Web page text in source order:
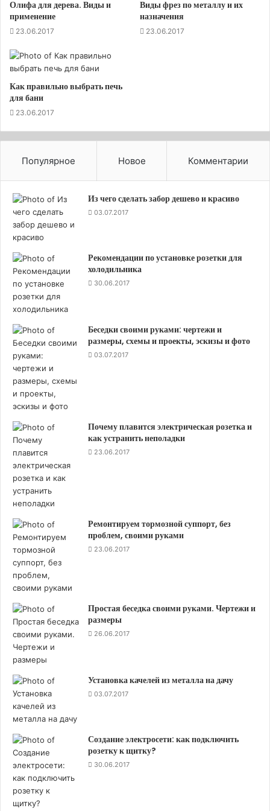
мелкозаглубленный фундамент под дом?
Когда уровень грунтовых вод достаточно
Когда вокруг дома делается водоотводный
дренаж.
Когда делается утепленная отмостка вокруг
здания.
Когда возводимое строение достаточно легкое
из бруса, теплица).
Если вы решите выбрать такой вид фундамента под
свою постройку, постарайтесь избежать ошибок
при его планировке, учтя все вышеперечисленные
обстоятельства. Ведь мелкозаглубленный
ленточный фундамент обладает несомненным
плюсом: он достаточно прочен и относительно
дёшев.
Олифа для дерева. Виды и
применение
23.06.2017
Виды фрез по металлу и их
назначения
23.06.2017
Как правильно выбрать печь
для бани
23.06.2017
Популярное Новое Комментарии
Из чего сделать забор дешево и красиво
03.07.2017
Рекомендации по установке розетки для
холодильника
30.06.2017
Беседки своими руками: чертежи и
размеры, схемы и проекты, эскизы и фото
03.07.2017
Почему плавится электрическая розетка и
как устранить неполадки
23.06.2017
Ремонтируем тормозной суппорт, без
проблем, своими руками
23.06.2017
Простая беседка своими руками. Чертежи и
размеры
26.06.2017
Установка качелей из металла на дачу
03.07.2017
Создание электросети: как подключить
розетку к щитку?
30.06.2017